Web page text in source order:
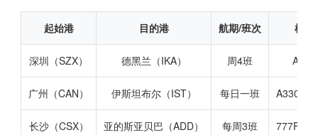
起始港 目的港 航期/班次 机型
深圳（SZX） 德黑兰（IKA） 周4班 A340
广州（CAN） 伊斯坦布尔（IST） 每日一班 A330F/
长沙（CSX） 亚的斯亚贝巴（ADD） 每周3班 777F/客